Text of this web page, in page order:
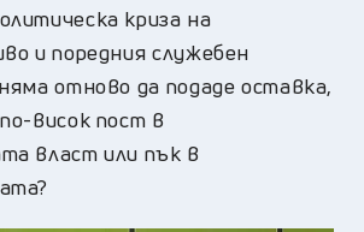
криза на
и поредния служебен
отново да подаде оставка,
висок пост в
власт или пък в